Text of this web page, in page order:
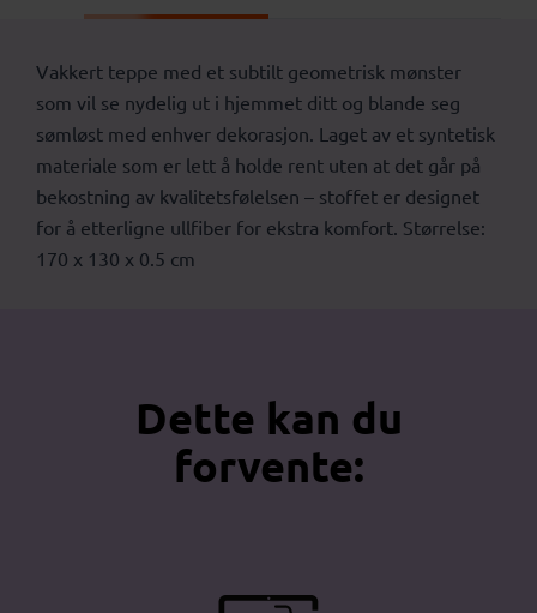
Vakkert teppe med et subtilt geometrisk mønster
som vil se nydelig ut i hjemmet ditt og blande seg
sømløst med enhver dekorasjon. Laget av et syntetisk
materiale som er lett å holde rent uten at det går på
bekostning av kvalitetsfølelsen – stoffet er designet
for å etterligne ullfiber for ekstra komfort. Størrelse:
170 x 130 x 0.5 cm
Dette kan du
forvente: